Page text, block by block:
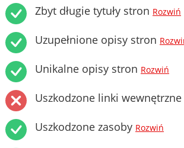
Zbyt długie tytuły stron Rozwiń
Uzupełnione opisy stron
Unikalne opisy stron Rozwiń
Uszkodzone linki wewnętrzne
Uszkodzone zasoby Rozwiń